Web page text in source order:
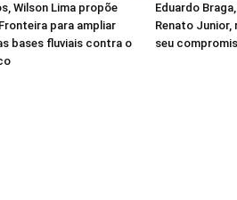
Wilson Lima propõe
para ampliar
bases fluviais contra o
Eduardo
Renato
seu